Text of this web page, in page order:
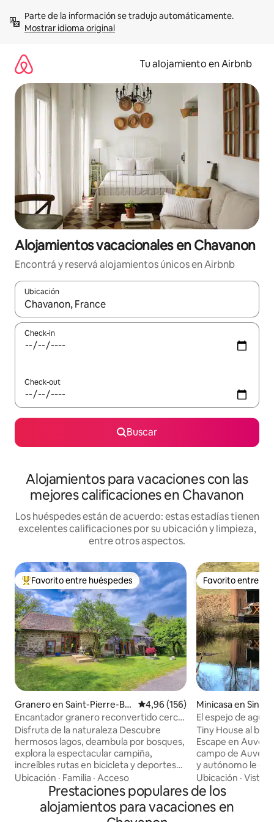
contenidoMostrar idioma original
Tu alojamiento en Airbnb
Alojamientos vacacionales en Chavanon
Encontrá y reservá alojamientos únicos en Airbnb
Ubicación
Cuando los resultados estén disponibles, navegá con las
Check-in
Check-out
Buscar
Alojamientos para vacaciones con las
mejores calificaciones en Chavanon
Los huéspedes están de acuerdo: estas estadías tienen
excelentes calificaciones por su ubicación y limpieza,
entre otros aspectos.
Favorito entre los huéspedes más destacados
Favorito entre huéspedes
Granero en Saint-Pierre-Bel
levue
Calificación promedio: 4,96 de
4,96 (156)
Encantador granero reconvertido cerca
del lago de Vassivière
Disfruta de la naturaleza Descubre
hermosos lagos, deambula por bosques,
explora la espectacular campiña,
increíbles rutas en bicicleta y deportes
acuáticos. Maison 3 es un granero
bellamente convertido en el corazón de
Limousin. Forma parte de una granja de
piedra más grande, la propiedad tiene
Ubicación · Familia · Acceso
Favorito entre
Favorito entre
Minicasa en
El espejo de agua
Tiny House al
Escape en Auvernia Ubicado en
campo de
y autónomo le
total en la
Frente a un
House le invita a
acunada por el
Ubicación ·Vistas
Prestaciones populares de los
alojamientos para vacaciones en